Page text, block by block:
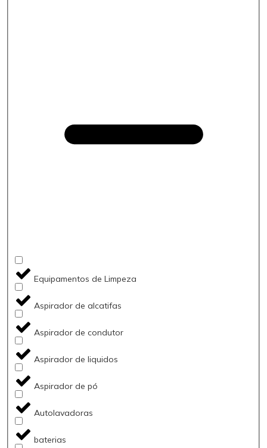
Equipamentos de Limpeza
Aspirador de alcatifas
Aspirador de condutor
Aspirador de liquidos
Aspirador de pó
Autolavadoras
baterias